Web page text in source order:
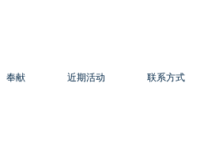
奉献 近期活动 联系方式